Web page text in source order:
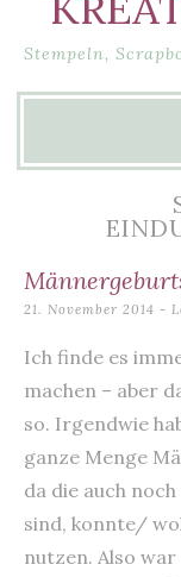
Stempeln,
content
21. November 2014
Ich finde es
machen – aber
so. Irgendwie
ganze Menge
da die auch
sind, konnte/
nutzen. Also